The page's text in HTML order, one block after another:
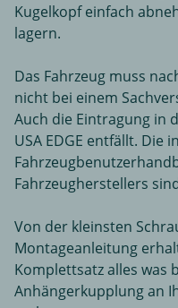
Kugelkopf einfach
lagern.
Das Fahrzeug muss
nicht bei einem
Auch die Eintragung in
USA EDGE entfällt. Die
Fahrzeugherstellers
Von der kleinsten
Montageanleitung
Komplettsatz alles was
Anhängerkupplung an